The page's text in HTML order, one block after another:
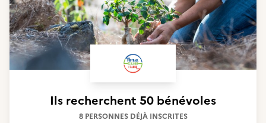
Ils recherchent 50 bénévoles
8 PERSONNES DÉJÀ INSCRITES